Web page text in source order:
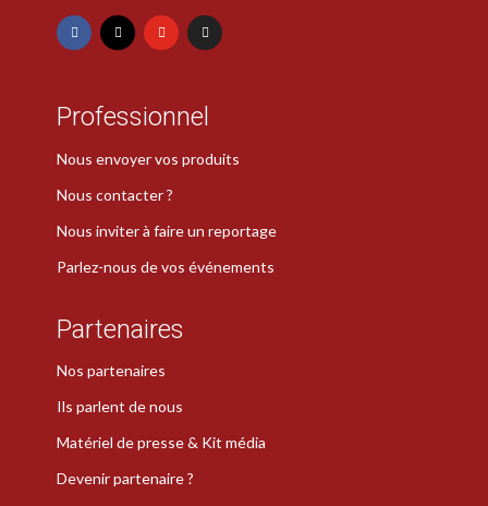
Professionnel
Nous envoyer vos produits
Nous contacter ?
Nous inviter à faire un reportage
Parlez-nous de vos événements
Partenaires
Nos partenaires
Ils parlent de nous
Matériel de presse & Kit média
Devenir partenaire ?